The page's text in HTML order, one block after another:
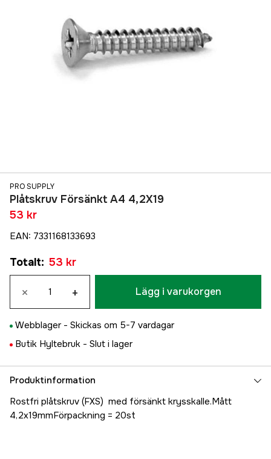
PRO SUPPLY
Plåtskruv Försänkt A4 4,2X19
53 kr
EAN: 7331168133693
Totalt: 53 kr
× + Lägg i varukorgen
Webblager - Skickas om 5-7 vardagar
Butik Hyltebruk - Slut i lager
Produktinformation
Rostfri plåtskruv (FXS) med försänkt krysskalle.Mått
4,2x19mmFörpackning = 20st